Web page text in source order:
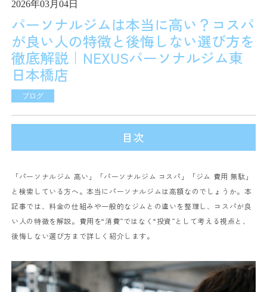
2026年03月04日
パーソナルジムは本当に高い？コスパ
が良い人の特徴と後悔しない選び方を
徹底解説｜NEXUSパーソナルジム東
日本橋店
ブログ
目次
「パーソナルジム 高い」「パーソナルジム コスパ」「ジム 費用 無駄」
と検索している方へ。本当にパーソナルジムは高額なのでしょうか。本
記事では、料金の仕組みや一般的なジムとの違いを整理し、コスパが良
い人の特徴を解説。費用を“消費”ではなく“投資”として考える視点と、
後悔しない選び方まで詳しく紹介します。